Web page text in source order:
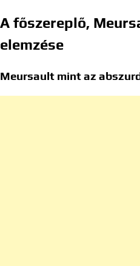
A főszereplő,
elemzése
Meursault mint az